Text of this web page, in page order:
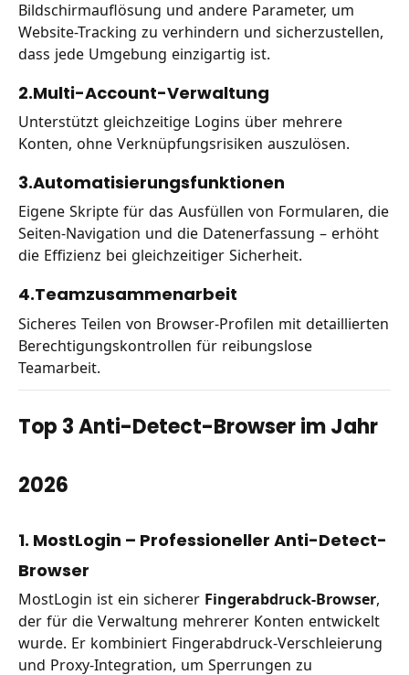
Bildschirmauflösung und andere Parameter, um
Website-Tracking zu verhindern und sicherzustellen,
dass jede Umgebung einzigartig ist.
2.Multi-Account-Verwaltung
Unterstützt gleichzeitige Logins über mehrere
Konten, ohne Verknüpfungsrisiken auszulösen.
3.Automatisierungsfunktionen
Eigene Skripte für das Ausfüllen von Formularen, die
Seiten-Navigation und die Datenerfassung – erhöht
die Effizienz bei gleichzeitiger Sicherheit.
4.Teamzusammenarbeit
Sicheres Teilen von Browser-Profilen mit detaillierten
Berechtigungskontrollen für reibungslose
Teamarbeit.
Top 3 Anti-Detect-Browser im Jahr
2026
1. MostLogin – Professioneller Anti-Detect-
Browser
MostLogin ist ein sicherer Fingerabdruck-Browser,
der für die Verwaltung mehrerer Konten entwickelt
wurde. Er kombiniert Fingerabdruck-Verschleierung
und Proxy-Integration, um Sperrungen zu